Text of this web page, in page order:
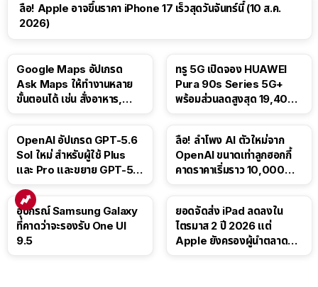
ลือ! Apple อาจขึ้นราคา iPhone 17 เร็วสุดวันจันทร์นี้ (10 ส.ค.
2026)
Google Maps อัปเกรด
Ask Maps ให้ทำงานหลาย
ขั้นตอนได้ เช่น สั่งอาหาร,
ทรู 5G เปิดจอง HUAWEI
Pura 90s Series 5G+
พร้อมส่วนลดสูงสุด 19,400
OpenAI อัปเกรด GPT-5.6
Sol ใหม่ สำหรับผู้ใช้ Plus
และ Pro และขยาย GPT-5.6
ลือ! ลำโพง AI ตัวใหม่จาก
OpenAI ขนาดเท่าลูกฮอกกี้
คาดราคาเริ่มราว 10,000
อุปกรณ์ Samsung Galaxy
ที่คาดว่าจะรองรับ One UI
9.5
ยอดจัดส่ง iPad ลดลงใน
ไตรมาส 2 ปี 2026 แต่
Apple ยังครองผู้นำตลาด